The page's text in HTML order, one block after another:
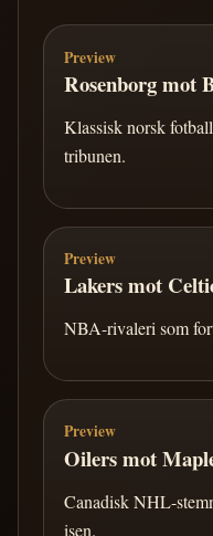
Preview
Rosenborg mot
Klassisk norsk
tribunen.
Preview
Lakers mot
NBA-rivaleri som
Preview
Oilers mot
Canadisk NHL-
isen.